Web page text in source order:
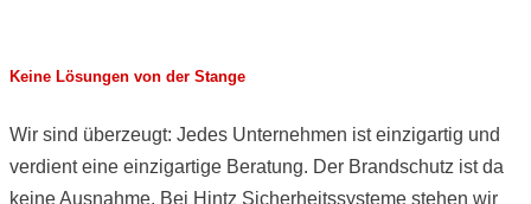
Keine Lösungen von der Stange
Wir sind überzeugt: Jedes Unternehmen ist einzigartig und
verdient eine einzigartige Beratung. Der Brandschutz ist da
keine Ausnahme. Bei Hintz Sicherheitssysteme stehen wir